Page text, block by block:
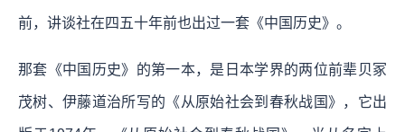
前，讲谈社在四五十年前也出过一套《中国历史》。
那套《中国历史》的第一本，是日本学界的两位前辈贝冢
茂树、伊藤道治所写的《从原始社会到春秋战国》，它出